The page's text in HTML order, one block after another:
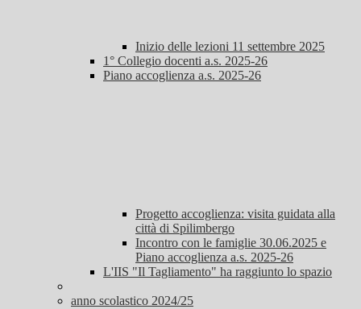
Inizio delle lezioni 11 settembre 2025
1° Collegio docenti a.s. 2025-26
Piano accoglienza a.s. 2025-26
Progetto accoglienza: visita guidata alla
città di Spilimbergo
Incontro con le famiglie 30.06.2025 e
Piano accoglienza a.s. 2025-26
L'IIS "Il Tagliamento" ha raggiunto lo spazio
anno scolastico 2024/25